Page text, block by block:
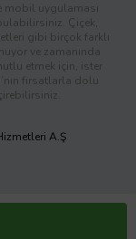
mobil uygulaması
Çiçek,
gibi birçok farklı
ve zamanında
etmek için, ister
fırsatlarla dolu
A.Ş